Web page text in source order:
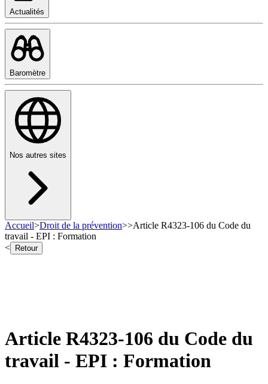
Actualités
Baromètre
Nos autres sites
Accueil>Droit de la prévention>>Article R4323-106 du Code du
travail - EPI : Formation
<
Retour
Article R4323-106 du Code du
travail - EPI : Formation